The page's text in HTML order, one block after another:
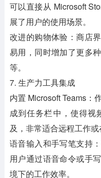
可以直接从 Microsoft
展了用户的使用场景。
改进的购物体验：商店
易用，同时增加了更多
等。
7. 生产力工具集成
内置 Microsoft Teams：
成到任务栏中，使得视
及，非常适合远程工作或
语音输入和手写笔支持
用户通过语音命令或手
境下的工作效率。